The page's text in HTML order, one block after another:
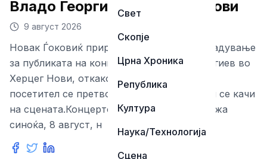
Свет
Скопје
Црна Хроника
Република
Култура
Наука/Технологија
Сцена
Владо Георгиев во Херцег Нови
9 август 2026
Новак Ѓоковиќ приреди вистинско изненадување
за публиката на концертот на Владо Георгиев во
Херцег Нови, откако во еден момент од
посетител се претвори во дел од шоуто и се качи
на сцената.Концертот на Георгиев се одржа
синоќа, 8 август, н